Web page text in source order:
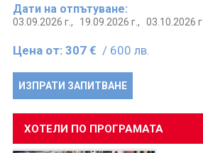
Дати на отпътуване:
03.09.2026 г., 19.09.2026 г., 03.10.2026 г.
Цена от: 307 € / 600 лв.
ИЗПРАТИ ЗАПИТВАНЕ
ХОТЕЛИ ПО ПРОГРАМАТА